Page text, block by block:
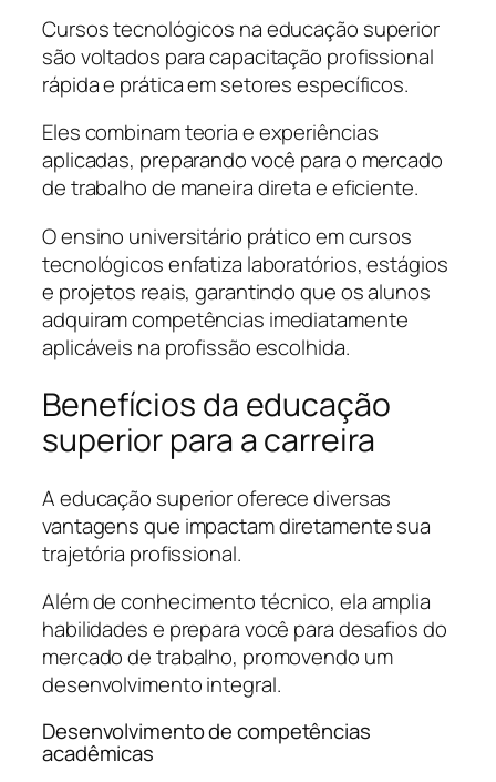
Cursos tecnológicos na educação superior
são voltados para capacitação profissional
rápida e prática em setores específicos.
Eles combinam teoria e experiências
aplicadas, preparando você para o mercado
de trabalho de maneira direta e eficiente.
O ensino universitário prático em cursos
tecnológicos enfatiza laboratórios, estágios
e projetos reais, garantindo que os alunos
adquiram competências imediatamente
aplicáveis na profissão escolhida.
Benefícios da educação
superior para a carreira
A educação superior oferece diversas
vantagens que impactam diretamente sua
trajetória profissional.
Além de conhecimento técnico, ela amplia
habilidades e prepara você para desafios do
mercado de trabalho, promovendo um
desenvolvimento integral.
Desenvolvimento de competências
acadêmicas